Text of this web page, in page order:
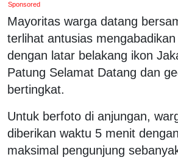
Sponsored
Mayoritas warga datang
terlihat antusias
dengan latar belakang ikon
Patung Selamat Datang dan
bertingkat.
Untuk berfoto di anjungan,
diberikan waktu 5 menit
maksimal pengunjung